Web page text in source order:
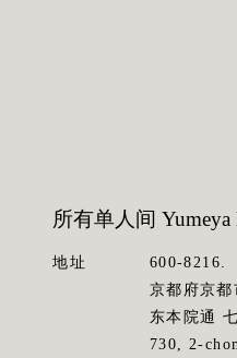
所有单人间
地址
600-8216.
京都府京都
东本院通
730, 2-